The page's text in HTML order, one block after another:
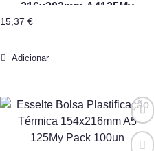
216x303mm A4125My
15,37 €
Adicionar